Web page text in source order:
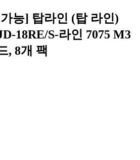
능] 탑라인 (탑 라인)
18RE/S-라인 7075 M3
, 8개 팩